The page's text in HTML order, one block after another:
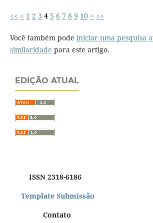
<< < 1 2 3 4 5 6 7 8 9 10 > >>
Você também pode iniciar uma pesquisa
similaridade para este artigo.
EDIÇÃO ATUAL
ISSN 2318-6186
Template Submissão
Contato